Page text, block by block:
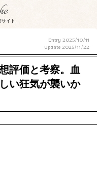
イト
Entry 2025/10/11
Update 2025/11/22
評価と考察。血
い狂気が襲いか